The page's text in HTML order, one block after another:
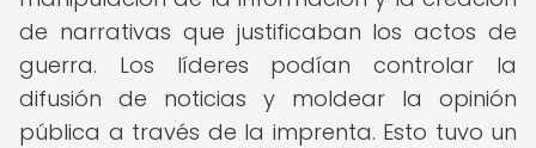
de narrativas que justificaban los actos de
guerra. Los líderes podían controlar la
difusión de noticias y moldear la opinión
pública a través de la imprenta. Esto tuvo un